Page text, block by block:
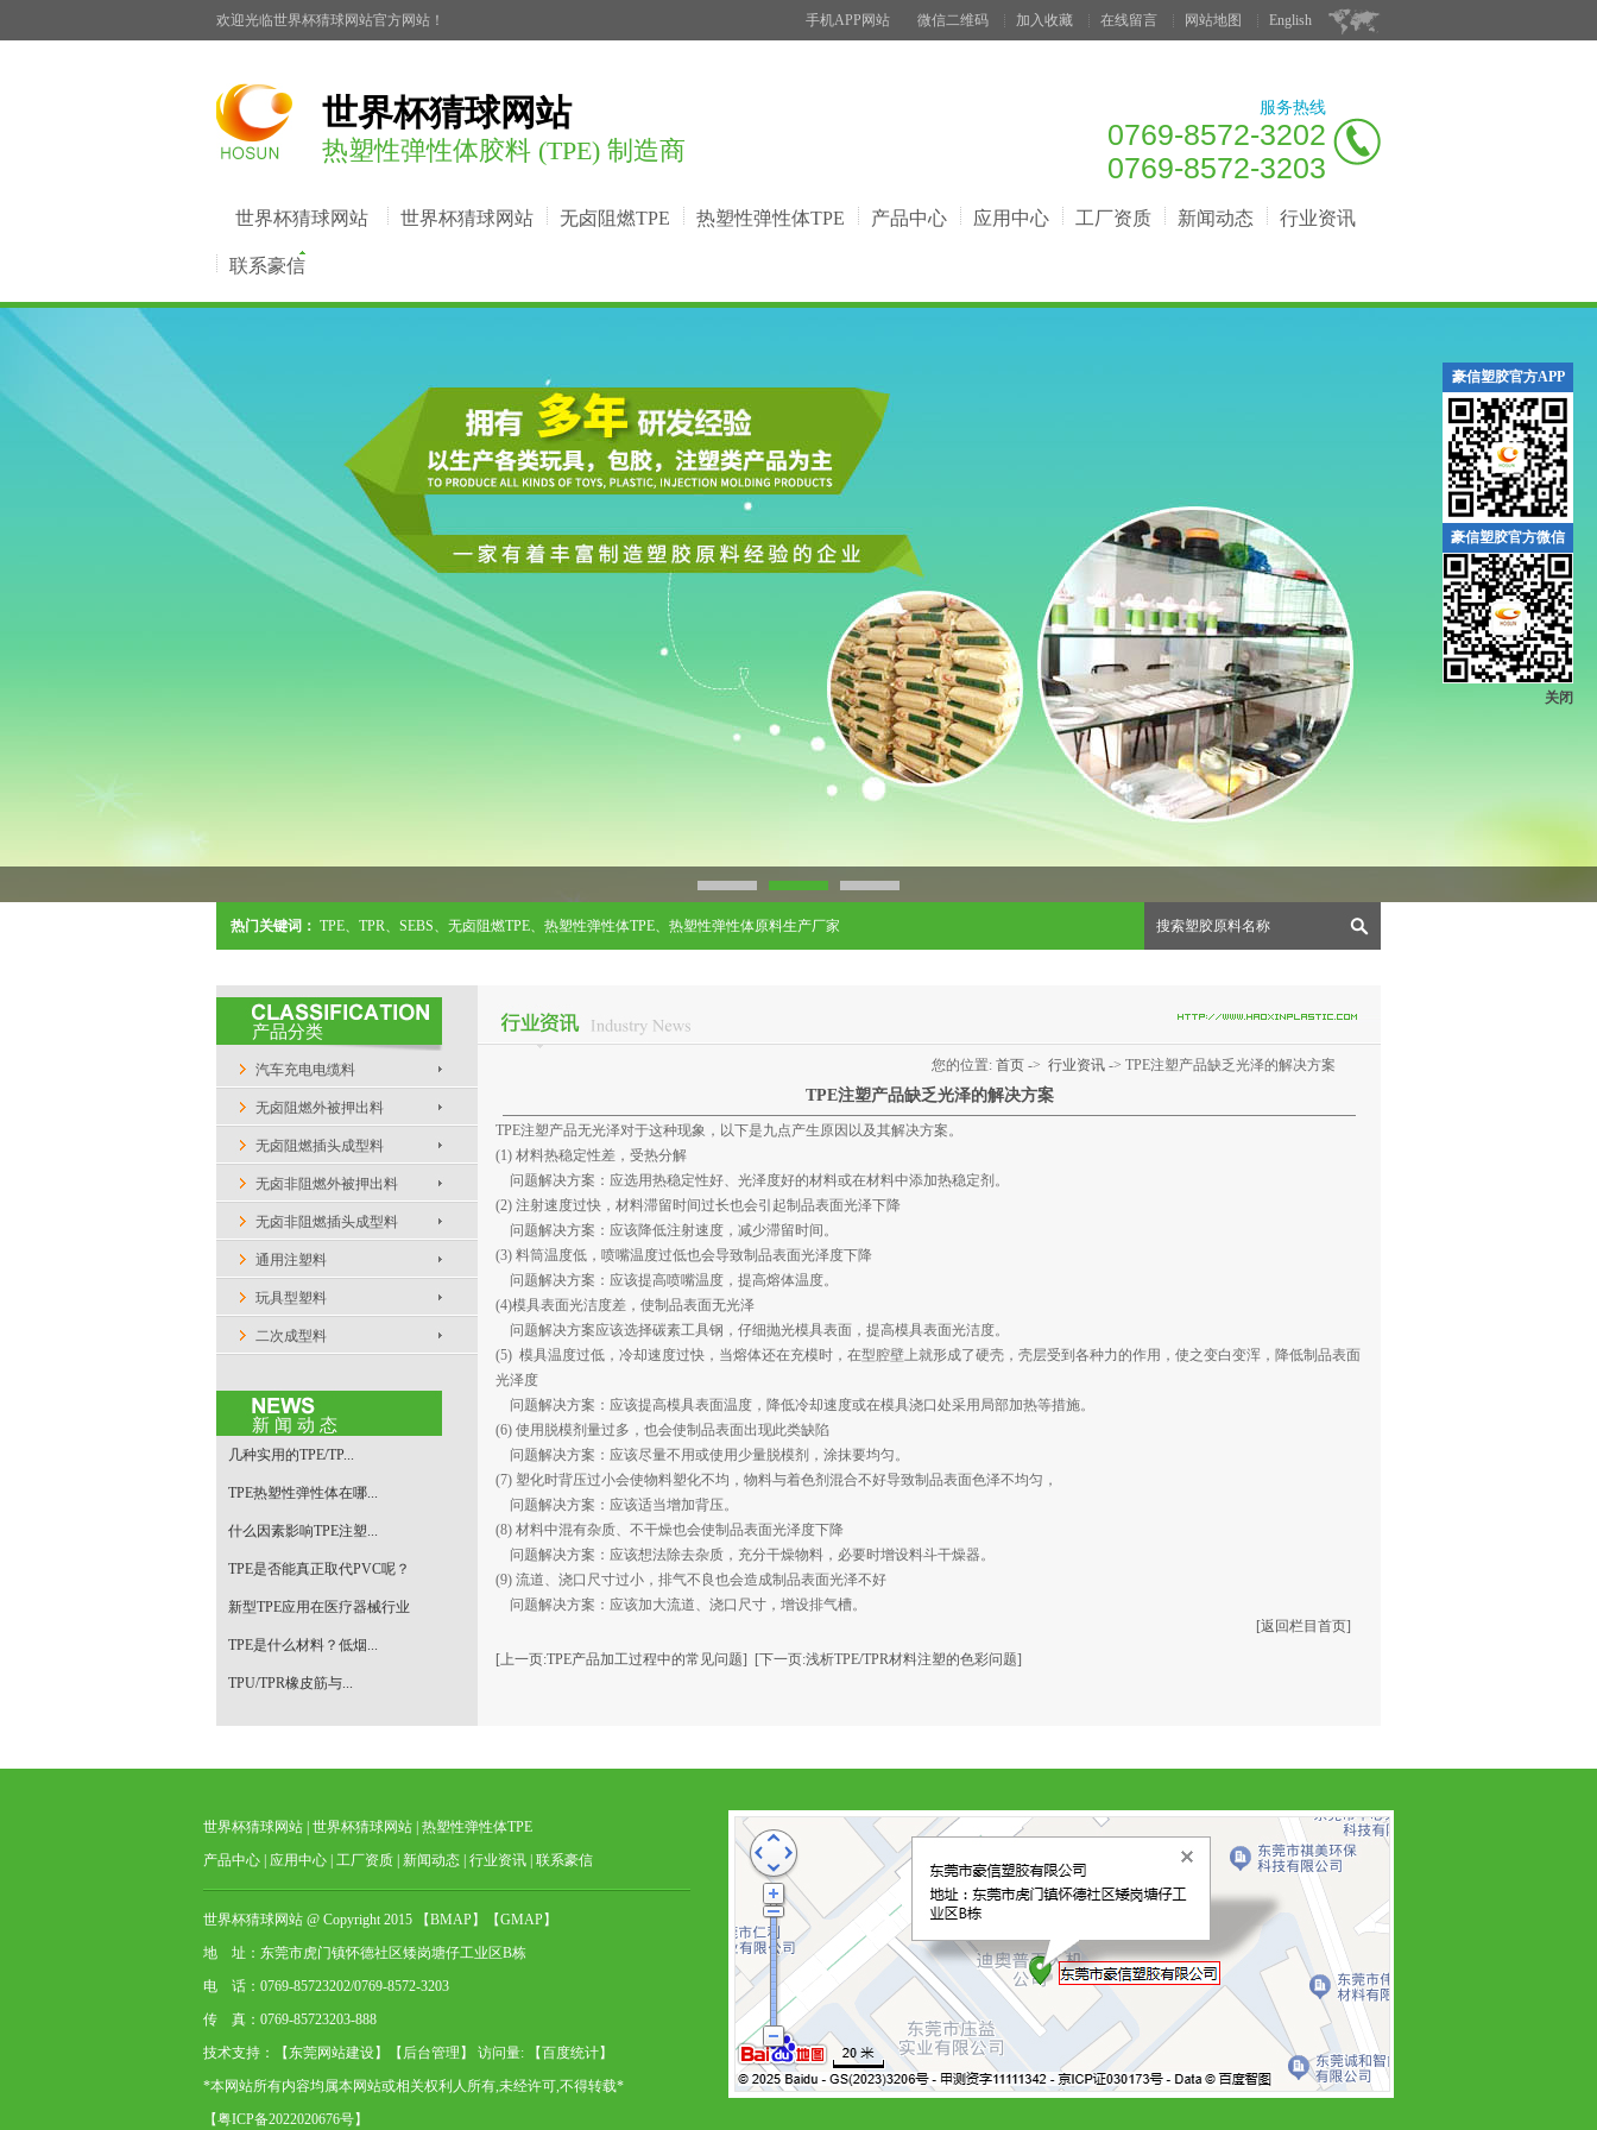
欢迎光临世界杯猜球网站官方网站！ 手机APP网站 微信二维码 加入收藏 在线留言 网站地图 English
世界杯猜球网站
热塑性弹性体胶料 (TPE) 制造商
服务热线
0769-8572-3202
0769-8572-3203
世界杯猜球网站 世界杯猜球网站 无卤阻燃TPE 热塑性弹性体TPE 产品中心 应用中心 工厂资质 新闻动态 行业资讯
联系豪信
热门关键词： TPE、 TPR、 SEBS、 无卤阻燃TPE、 热塑性弹性体TPE、 热塑性弹性体原料生产厂家
产品分类
汽车充电电缆料
无卤阻燃外被押出料
无卤阻燃插头成型料
无卤非阻燃外被押出料
无卤非阻燃插头成型料
通用注塑料
玩具型塑料
二次成型料
新 闻 动 态
几种实用的TPE/TP...
TPE热塑性弹性体在哪...
什么因素影响TPE注塑...
TPE是否能真正取代PVC呢？
新型TPE应用在医疗器械行业
TPE是什么材料？低烟...
TPU/TPR橡皮筋与...
您的位置: 首页 -> 行业资讯 -> TPE注塑产品缺乏光泽的解决方案
TPE注塑产品缺乏光泽的解决方案
TPE注塑产品无光泽对于这种现象，以下是九点产生原因以及其解决方案。
(1) 材料热稳定性差，受热分解
问题解决方案：应选用热稳定性好、光泽度好的材料或在材料中添加热稳定剂。
(2) 注射速度过快，材料滞留时间过长也会引起制品表面光泽下降
问题解决方案：应该降低注射速度，减少滞留时间。
(3) 料筒温度低，喷嘴温度过低也会导致制品表面光泽度下降
问题解决方案：应该提高喷嘴温度，提高熔体温度。
(4)模具表面光洁度差，使制品表面无光泽
问题解决方案应该选择碳素工具钢，仔细抛光模具表面，提高模具表面光洁度。
(5) 模具温度过低，冷却速度过快，当熔体还在充模时，在型腔壁上就形成了硬壳，壳层受到各种力的作用，使之变白变浑，降低制品表面
光泽度
问题解决方案：应该提高模具表面温度，降低冷却速度或在模具浇口处采用局部加热等措施。
(6) 使用脱模剂量过多，也会使制品表面出现此类缺陷
问题解决方案：应该尽量不用或使用少量脱模剂，涂抹要均匀。
(7) 塑化时背压过小会使物料塑化不均，物料与着色剂混合不好导致制品表面色泽不均匀，
问题解决方案：应该适当增加背压。
(8) 材料中混有杂质、不干燥也会使制品表面光泽度下降
问题解决方案：应该想法除去杂质，充分干燥物料，必要时增设料斗干燥器。
(9) 流道、浇口尺寸过小，排气不良也会造成制品表面光泽不好
问题解决方案：应该加大流道、浇口尺寸，增设排气槽。
[返回栏目首页]
[上一页:TPE产品加工过程中的常见问题]
[下一页:浅析TPE/TPR材料注塑的色彩问题]
世界杯猜球网站 世界杯猜球网站 热塑性弹性体TPE
产品中心 应用中心 工厂资质 新闻动态 行业资讯 联系豪信
世界杯猜球网站 @ Copyright 2015 【BMAP】【GMAP】
地 址：东莞市虎门镇怀德社区矮岗塘仔工业区B栋
电 话：0769-85723202/0769-8572-3203
传 真：0769-85723203-888
技术支持：【 东莞网站建设】【 后台管理 】 访问量:
【百度统计】
*本网站所有内容均属本网站或相关权利人所有,未经许可,不得转载*
【粤ICP备2022020676号】
豪信塑胶官方APP
豪信塑胶官方微信
关闭